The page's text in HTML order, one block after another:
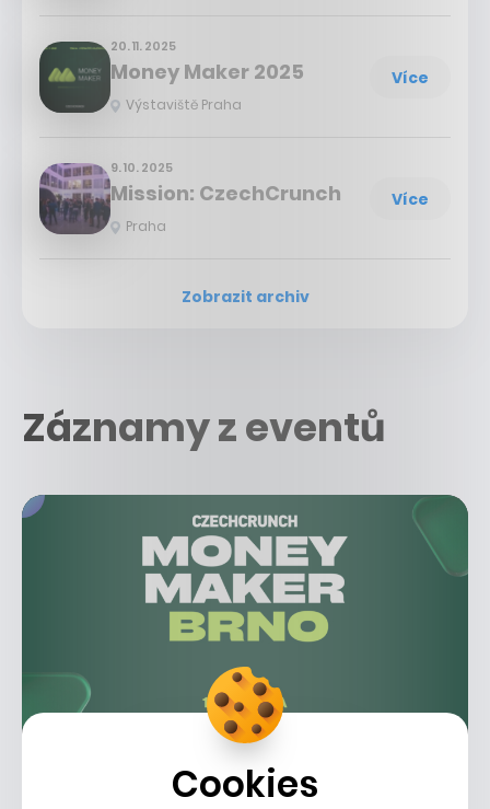
20. 11. 2025
Money Maker 2025
Výstaviště Praha
Více
9. 10. 2025
Mission: CzechCrunch
Praha
Více
Zobrazit archiv
Záznamy z eventů
Money Maker Brno
Cookies